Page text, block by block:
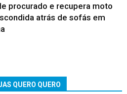
procurado e recupera moto
atrás de sofás em
QUERO QUERO